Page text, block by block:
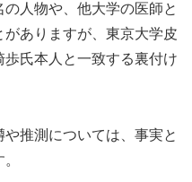
人物や、他大学の医師と
ありますが、東京大学皮
氏本人と一致する裏付け
推測については、事実と